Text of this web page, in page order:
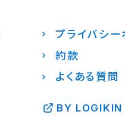
プライバシー
約款
よくある質問
BY LOGIKIN